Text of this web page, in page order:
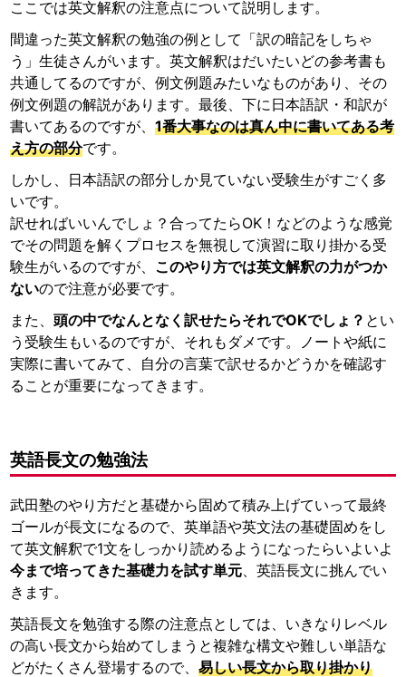
ここでは英文解釈の注意点について説明します。
間違った英文解釈の勉強の例として「訳の暗記をしちゃ
う」生徒さんがいます。英文解釈はだいたいどの参考書も
共通してるのですが、例文例題みたいなものがあり、その
例文例題の解説があります。最後、下に日本語訳・和訳が
書いてあるのですが、1番大事なのは真ん中に書いてある考
え方の部分です。
しかし、日本語訳の部分しか見ていない受験生がすごく多
いです。
訳せればいいんでしょ？合ってたらOK！などのような感覚
でその問題を解くプロセスを無視して演習に取り掛かる受
験生がいるのですが、 このやり方では英文解釈の力がつか
ないので注意が必要です。
また、頭の中でなんとなく訳せたらそれでOKでしょ？ とい
う受験生もいるのですが、それもダメです。ノートや紙に
実際に書いてみて、自分の言葉で訳せるかどうかを確認す
ることが重要になってきます。
英語長文の勉強法
武田塾のやり方だと基礎から固めて積み上げていって最終
ゴールが長文になるので、英単語や英文法の基礎固めをし
て英文解釈で1文をしっかり読めるようになったらいよいよ
今まで培ってきた基礎力を試す単元 、英語長文に挑んでい
きます。
英語長文を勉強する際の注意点としては、いきなりレベル
の高い長文から始めてしまうと複雑な構文や難しい単語な
どがたくさん登場するので、易しい長文から取り掛かり